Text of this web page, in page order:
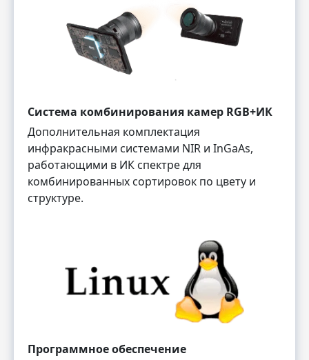
Система комбинирования камер RGB+ИК
Дополнительная комплектация
инфракрасными системами NIR и InGaAs,
работающими в ИК спектре для
комбинированных сортировок по цвету и
структуре.
Программное обеспечение